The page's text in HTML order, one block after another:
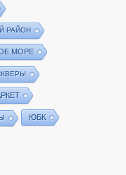
РАЙОН
МОРЕ
ЮБК